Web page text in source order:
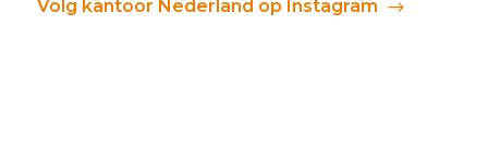
Volg kantoor Nederland op Instagram